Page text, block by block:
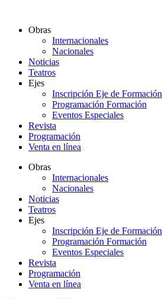
contenidoObras
Internacionales
Nacionales
Noticias
Teatros
Ejes
Inscripción Eje de Formación
Programación Formación
Eventos Especiales
Revista
Programación
Venta en línea
Obras
Internacionales
Nacionales
Noticias
Teatros
Ejes
Inscripción Eje de Formación
Programación Formación
Eventos Especiales
Revista
Programación
Venta en línea